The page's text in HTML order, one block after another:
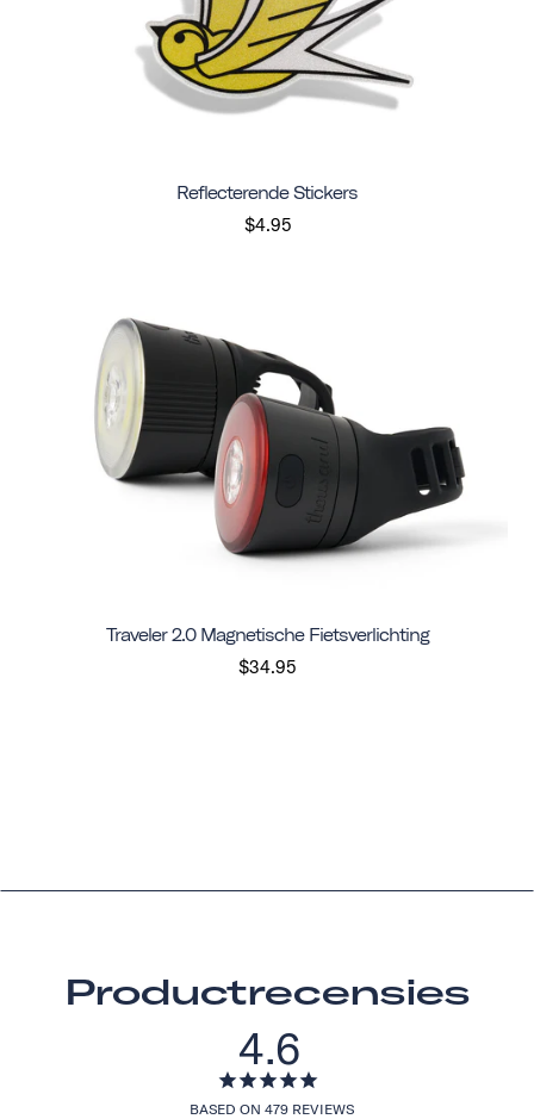
Reflecterende Stickers
$4.95
Traveler 2.0 Magnetische Fietsverlichting
$34.95
Productrecensies
4.6
BASED ON 479 REVIEWS